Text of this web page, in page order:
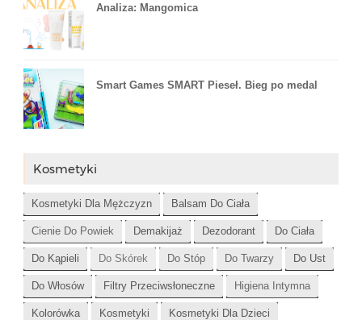
Analiza: Mangomica
Smart Games SMART Pieseł. Bieg po medal
Kosmetyki
Kosmetyki Dla Mężczyzn Balsam Do Ciała
Cienie Do Powiek Demakijaż Dezodorant Do Ciała
Do Kąpieli Do Skórek Do Stóp Do Twarzy Do Ust
Do Włosów Filtry Przeciwsłoneczne Higiena Intymna
Kolorówka Kosmetyki Kosmetyki Dla Dzieci